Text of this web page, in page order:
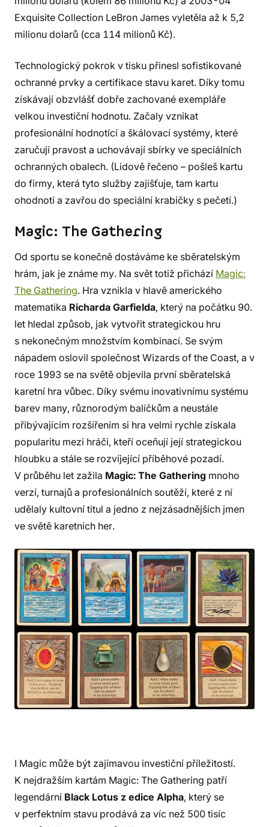
Exquisite Collection LeBron James vyletěla až k 5,2
milionu dolarů (cca 114 milionů Kč).
Technologický pokrok v tisku přinesl sofistikované
ochranné prvky a certifikace stavu karet. Díky tomu
získávají obzvlášť dobře zachované exempláře
velkou investiční hodnotu. Začaly vznikat
profesionální hodnotící a škálovací systémy, které
zaručují pravost a uchovávají sbírky ve speciálních
ochranných obalech. (Lidově řečeno – pošleš kartu
do firmy, která tyto služby zajišťuje, tam kartu
ohodnotí a zavřou do speciální krabičky s pečetí.)
Magic: The Gathering
Od sportu se konečně dostáváme ke sběratelským
hrám, jak je známe my. Na svět totiž přichází Magic:
The Gathering. Hra vznikla v hlavě amerického
matematika Richarda Garfielda, který na počátku 90.
let hledal způsob, jak vytvořit strategickou hru
s nekonečným množstvím kombinací. Se svým
nápadem oslovil společnost Wizards of the Coast, a v
roce 1993 se na světě objevila první sběratelská
karetní hra vůbec. Díky svému inovativnímu systému
barev many, různorodým balíčkům a neustále
přibývajícím rozšířením si hra velmi rychle získala
popularitu mezi hráči, kteří oceňují její strategickou
hloubku a stále se rozvíjející příběhové pozadí.
V průběhu let zažila Magic: The Gathering mnoho
verzí, turnajů a profesionálních soutěží, které z ní
udělaly kultovní titul a jedno z nejzásadnějších jmen
ve světě karetních her.
I Magic může být zajímavou investiční příležitostí.
K nejdražším kartám Magic: The Gathering patří
legendární Black Lotus z edice Alpha, který se
v perfektním stavu prodává za víc než 500 tisíc